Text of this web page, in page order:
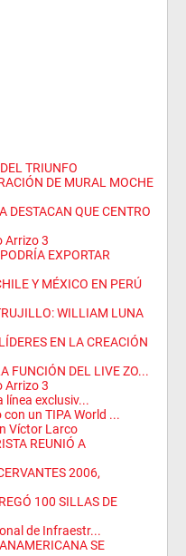
TRIUNFO
DE MURAL MOCHE
DESTACAN QUE CENTRO
Arrizo 3
EXPORTAR
Y MÉXICO EN PERÚ
WILLIAM LUNA
EN LA CREACIÓN
FUNCIÓN DEL LIVE ZO...
Arrizo 3
línea exclusiv...
con un TIPA World ...
Víctor Larco
REUNIÓ A
2006,
100 SILLAS DE
de Infraestr...
SE